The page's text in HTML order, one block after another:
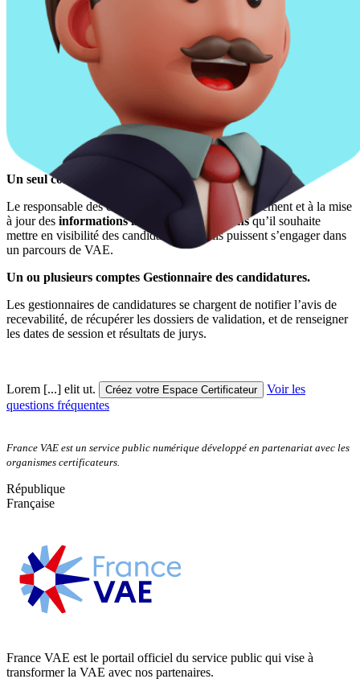
Certificateurs sur France VAE : les rôles
et fonctions
Dans l’espace dédié aux certificateurs sur France VAE, chaque
organisme ou ministère dispose de rôles dédiés :
Le Responsable des certifications
Le Gestionnaire des candidatures
Un seul compte Responsable des certifications.
Le responsable des certifications veille au renseignement et à la mise
à jour des informations liées aux certificationsqu’il souhaite
mettre en visibilité des candidats afin qu’ils puissent s’engager dans
un parcours de VAE.
Un ou plusieurs comptes Gestionnaire des candidatures.
Les gestionnaires de candidatures se chargent de notifier l’avis de
recevabilité, de récupérer les dossiers de validation, et de renseigner
les dates de session et résultats de jurys.
Lorem [...] elit ut. Créez votre Espace Certificateur
Voir les
questions fréquentes
France VAE est un service public numérique développé en partenariat avec les
organismes certificateurs.
République
Française
France VAE est le portail officiel du service public qui vise à
transformer la VAE avec nos partenaires.